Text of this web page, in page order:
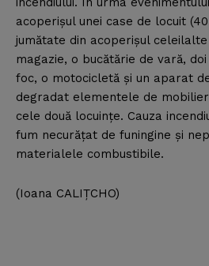
acoperişul unei case de locuit
jumătate din acoperişul
magazie, o bucătărie de vară,
foc, o motocicletă şi un aparat
degradat elementele de
cele două locuinţe. Cauza
fum necurăţat de funingine şi
materialele combustibile.
(Ioana CALIŢCHO)